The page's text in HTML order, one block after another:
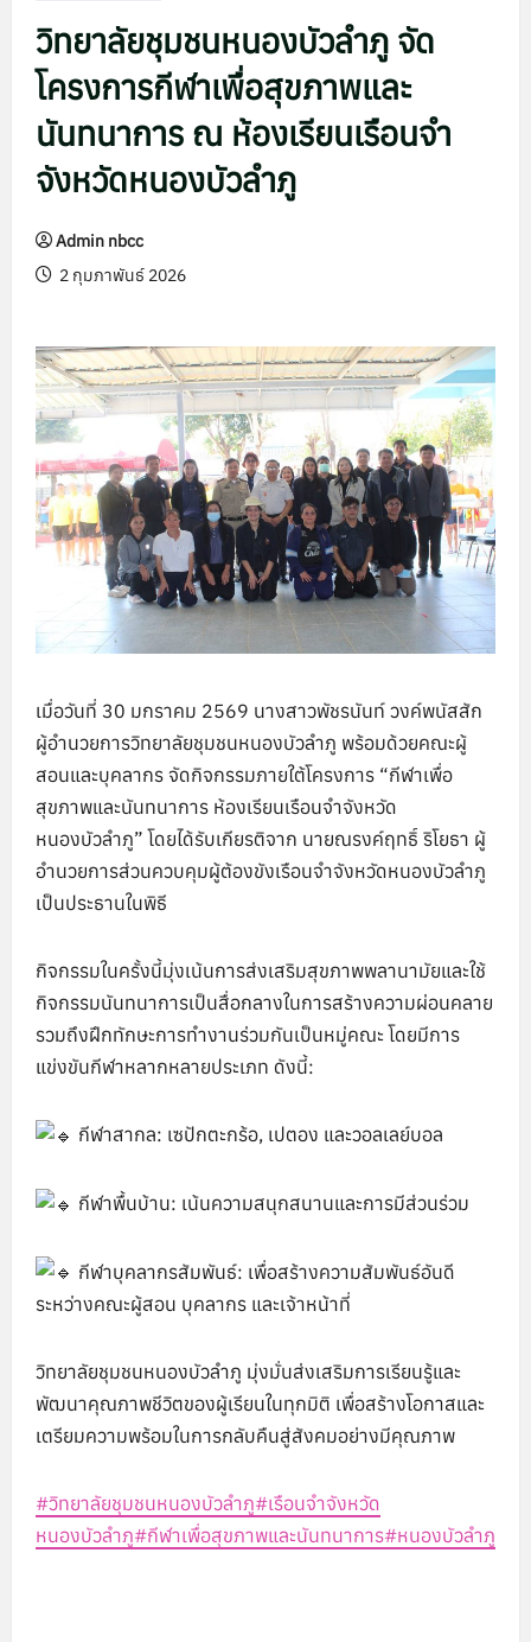
วิทยาลัยชุมชนหนองบัวลำภู จัด
โครงการกีฬาเพื่อสุขภาพและ
นันทนาการ ณ ห้องเรียนเรือนจำ
จังหวัดหนองบัวลำภู
Admin nbcc
2 กุมภาพันธ์ 2026
เมื่อวันที่ 30 มกราคม 2569 นางสาวพัชรนันท์ วงค์พนัสสัก
ผู้อำนวยการวิทยาลัยชุมชนหนองบัวลำภู พร้อมด้วยคณะผู้
สอนและบุคลากร จัดกิจกรรมภายใต้โครงการ “กีฬาเพื่อ
สุขภาพและนันทนาการ ห้องเรียนเรือนจำจังหวัด
หนองบัวลำภู” โดยได้รับเกียรติจาก นายณรงค์ฤทธิ์ ริโยธา ผู้
อำนวยการส่วนควบคุมผู้ต้องขังเรือนจำจังหวัดหนองบัวลำภู
เป็นประธานในพิธี
กิจกรรมในครั้งนี้มุ่งเน้นการส่งเสริมสุขภาพพลานามัยและใช้
กิจกรรมนันทนาการเป็นสื่อกลางในการสร้างความผ่อนคลาย
รวมถึงฝึกทักษะการทำงานร่วมกันเป็นหมู่คณะ โดยมีการ
แข่งขันกีฬาหลากหลายประเภท ดังนี้:
กีฬาสากล: เซปักตะกร้อ, เปตอง และวอลเลย์บอล
กีฬาพื้นบ้าน: เน้นความสนุกสนานและการมีส่วนร่วม
กีฬาบุคลากรสัมพันธ์: เพื่อสร้างความสัมพันธ์อันดี
ระหว่างคณะผู้สอน บุคลากร และเจ้าหน้าที่
วิทยาลัยชุมชนหนองบัวลำภู มุ่งมั่นส่งเสริมการเรียนรู้และ
พัฒนาคุณภาพชีวิตของผู้เรียนในทุกมิติ เพื่อสร้างโอกาสและ
เตรียมความพร้อมในการกลับคืนสู่สังคมอย่างมีคุณภาพ
#วิทยาลัยชุมชนหนองบัวลำภู#เรือนจำจังหวัด
หนองบัวลำภู#กีฬาเพื่อสุขภาพและนันทนาการ#หนองบัวลำภู